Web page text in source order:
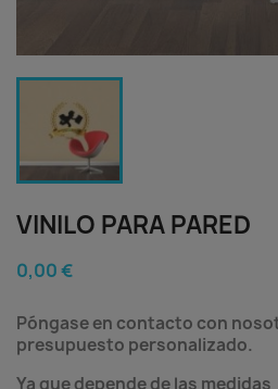
VINILO PARA PARED
0,00 €
Póngase en contacto con
presupuesto personalizado.
Ya que depende de las medidas